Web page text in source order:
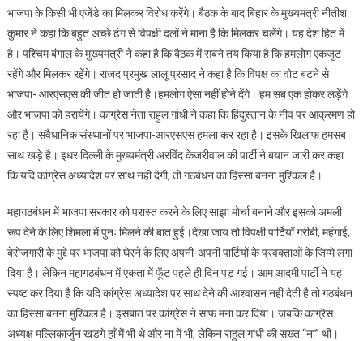
भाजपा के किसी भी एजेंडे का मिलकर विरोध करेंगे। बैठक के बाद बिहार के मुख्यमंत्री नीतीश
कुमार ने कहा कि बहुत अच्छे ढंग से विपक्षी दलों ने माना है कि मिलकर चलेंगे। यह देश हित में
है। पश्चिम बंगाल के मुख्यमंत्री ने कहा है कि बैठक में सबने तय किया है कि हमलोग एकजुट
रहेंगे और मिलकर रहेंगे। राजद प्रमुख लालू प्रसाद ने कहा है कि विपक्ष का वोट बटने से
भाजपा- आरएसएस की जीत हो जाती है।हमलोग ऐसा नहीं होने देंगे। हम सब एक होकर लड़ेंगे
और भाजपा को हरायेंगे। कांग्रेस नेता राहुल गांधी ने कहा कि हिंदुस्तान के नीव पर आक्रमण हो
रहा है। संवैधानिक संस्थानों पर भाजपा-आरएसएस हमला कर रहा है। इसके खिलाफ हमसब
साथ खड़े है। इधर दिल्ली के मुख्यमंत्री अरविंद केजरीवाल की पार्टी ने बयान जारी कर कहा
कि यदि कांग्रेस अध्यादेश पर साथ नहीं देगी, तो गठबंधन का हिस्सा बनना मुश्किल है।
महागठबंधन में भाजपा सरकार को परास्त करने के लिए साझा मोर्चा बनाने और इसको अमली
रूप देने के लिए शिमला में पुनः मिलने की बात हुई।देखा जाय तो विपक्षी पार्टियाँ गरीबी, महंगाई,
बेरोजगारी के मुद्दे पर भाजपा को घेरने के लिए अपनी-अपनी पार्टियों के प्रवक्ताओं के जिम्मे लगा
दिया है। लेकिन महागठबंधन में एकता में फूँट पहले ही दिन पड़ गई। आम आदमी पार्टी ने यह
स्पष्ट कर दिया है कि यदि कांग्रेस अध्यादेश पर साथ देने की आश्वासन नहीं देती है तो गठबंधन
का हिस्सा बनना मुश्किल है। इसबात पर कांग्रेस ने साफ मना कर दिया। जबकि कांग्रेस
अध्यक्ष मल्लिकार्जुन खड़गे हाँ में भी थे और ना में भी, लेकिन राहुल गांधी की सख्त “ना” थी।